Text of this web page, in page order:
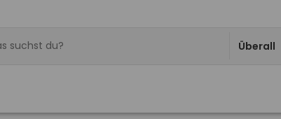
Überall